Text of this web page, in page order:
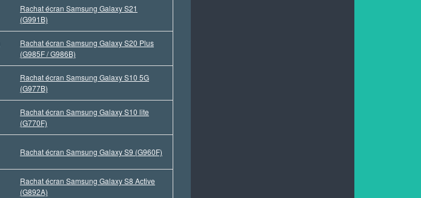
Rachat écran Samsung Galaxy S21
(G991B)
Rachat écran Samsung Galaxy S20 Plus
(G985F / G986B)
Rachat écran Samsung Galaxy S10 5G
(G977B)
Rachat écran Samsung Galaxy S10 lite
(G770F)
Rachat écran Samsung Galaxy S9 (G960F)
Rachat écran Samsung Galaxy S8 Active
(G892A)